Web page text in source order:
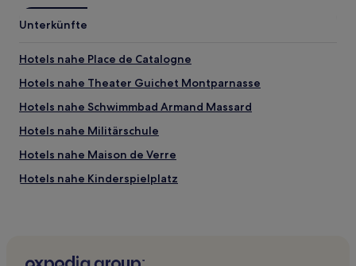
Unterkünfte
Hotels nahe Place de Catalogne
Hotels nahe Theater Guichet Montparnasse
Hotels nahe Schwimmbad Armand Massard
Hotels nahe Militärschule
Hotels nahe Maison de Verre
Hotels nahe Kinderspielplatz